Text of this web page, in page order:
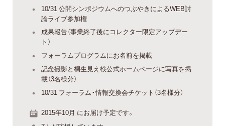
10/31 公開シンポジウムへのつぶやきによるWEB討
論ライブ参加権
成果報告（事業終了後にコレクター限定アップデー
ト）
フォーラムプログラムにお名前を掲載
記念撮影と桐生見え検公式ホームページに写真を掲
載（3名様分）
10/31 フォーラム・情報交換会チケット（3名様分）
2015年10月 にお届け予定です。